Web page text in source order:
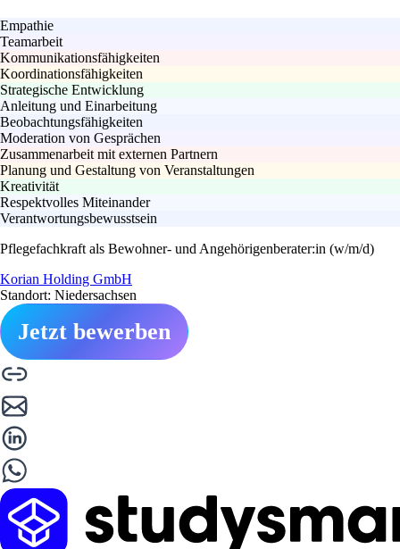
Empathie
Teamarbeit
Kommunikationsfähigkeiten
Koordinationsfähigkeiten
Strategische Entwicklung
Anleitung und Einarbeitung
Beobachtungsfähigkeiten
Moderation von Gesprächen
Zusammenarbeit mit externen Partnern
Planung und Gestaltung von Veranstaltungen
Kreativität
Respektvolles Miteinander
Verantwortungsbewusstsein
Pflegefachkraft als Bewohner- und Angehörigenberater:in (w/m/d)
Korian Holding GmbH
Standort: Niedersachsen
Jetzt bewerben